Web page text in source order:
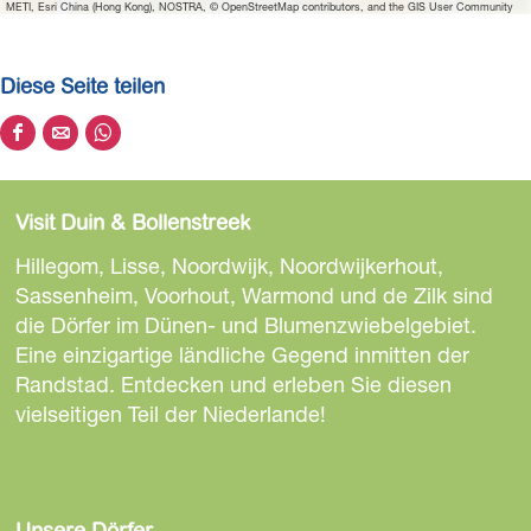
a
K
o
n
t
r
a
METI, Esri China (Hong Kong), NOSTRA, © OpenStreetMap contributors, and the GIS User Community
Diese Seite teilen
D
i
s
e
S
e
i
t
e
D
i
s
e
S
e
i
t
e
D
i
s
e
S
e
i
t
e
Visit Duin & Bollenstreek
Hillegom, Lisse, Noordwijk, Noordwijkerhout,
Sassenheim, Voorhout, Warmond und de Zilk sind
die Dörfer im Dünen- und Blumenzwiebelgebiet.
Eine einzigartige ländliche Gegend inmitten der
Randstad. Entdecken und erleben Sie diesen
vielseitigen Teil der Niederlande!